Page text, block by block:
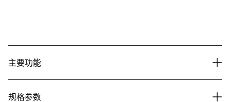
主要功能
规格参数